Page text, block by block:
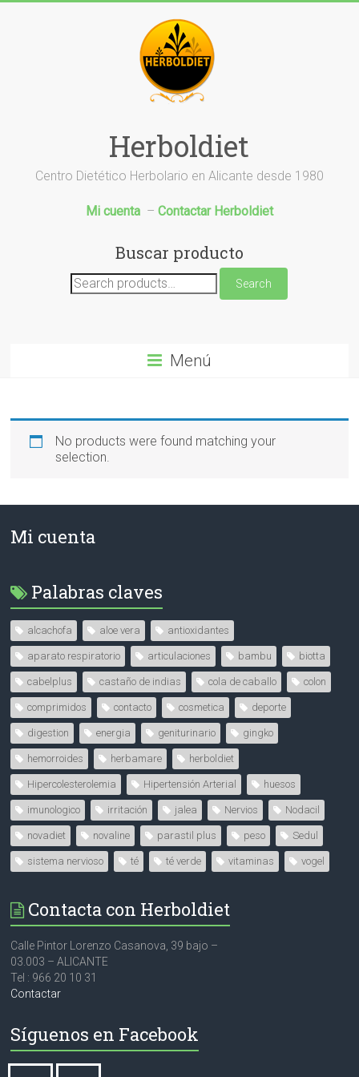
Herboldiet
Centro Dietético Herbolario en Alicante desde 1980
Mi cuenta – Contactar Herboldiet
Buscar producto
Search
for:
Search
Menú
No products were found matching your
selection.
Mi cuenta
Palabras claves
alcachofa aloe vera antioxidantes
aparato respiratorio articulaciones bambu biotta
cabelplus castaño de indias cola de caballo colon
comprimidos contacto cosmetica deporte
digestion energia geniturinario gingko
hemorroides herbamare herboldiet
Hipercolesterolemia Hipertensión Arterial huesos
imunologico irritación jalea Nervios Nodacil
novadiet novaline parastil plus peso Sedul
sistema nervioso té té verde vitaminas vogel
Contacta con Herboldiet
Calle Pintor Lorenzo Casanova, 39 bajo –
03.003 – ALICANTE
Tel : 966 20 10 31
Contactar
Síguenos en Facebook